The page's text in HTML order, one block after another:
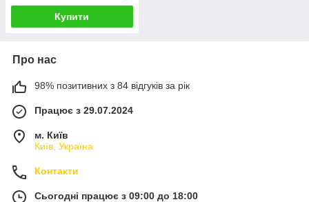
Купити
Про нас
98% позитивних з 84 відгуків за рік
Працює з 29.07.2024
м. Київ
Київ, Україна
Контакти
Сьогодні працює з 09:00 до 18:00